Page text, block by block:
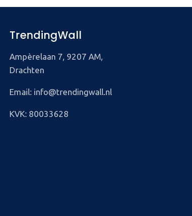
TrendingWall
Ampèrelaan 7, 9207 AM,
Drachten
Email: info@trendingwall.nl
KVK: 80033628